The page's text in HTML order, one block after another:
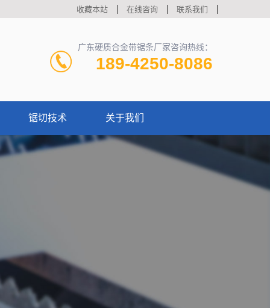
收藏本站 在线咨询 联系我们
广东硬质合金带锯条厂家咨询热线：
189-4250-8086
锯切技术 关于我们